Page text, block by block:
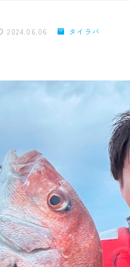
2024.06.06 タイラバ